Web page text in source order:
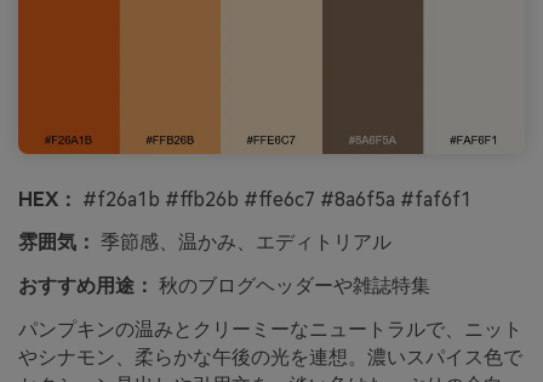
HEX： #f26a1b #ffb26b #ffe6c7 #8a6f5a #faf6f1
雰囲気： 季節感、温かみ、エディトリアル
おすすめ用途： 秋のブログヘッダーや雑誌特集
パンプキンの温みとクリーミーなニュートラルで、ニット
やシナモン、柔らかな午後の光を連想。濃いスパイス色で